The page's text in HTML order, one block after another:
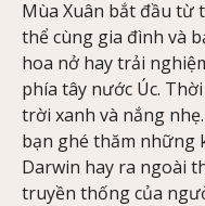
Mùa Xuân bắt đầu từ
thể cùng gia đình và
hoa nở hay trải
phía tây nước Úc.
trời xanh và nắng
bạn ghé thăm những
Darwin hay ra ngoài
truyền thống của